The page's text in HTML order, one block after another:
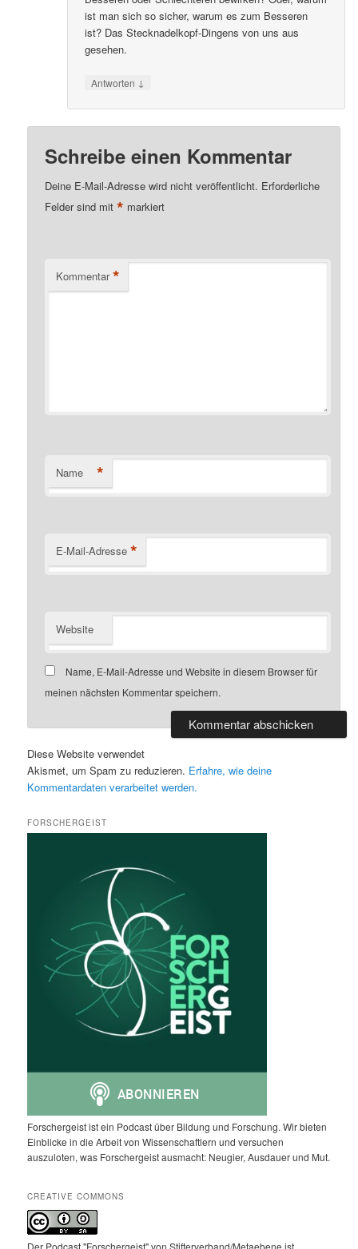
ist man sich so sicher, warum es zum Besseren
ist? Das Stecknadelkopf-Dingens von uns aus
gesehen.
Antworten ↓
Schreibe einen Kommentar
Deine E-Mail-Adresse wird nicht veröffentlicht. Erforderliche
Felder sind mit* markiert
Kommentar *
Name *
E-Mail-Adresse *
Website
Name, E-Mail-Adresse und Website in diesem Browser für
meinen nächsten Kommentar speichern.
Diese Website verwendet
Akismet, um Spam zu reduzieren. Erfahre, wie deine
Kommentardaten verarbeitet werden.
FORSCHERGEIST
Forschergeist ist ein Podcast über Bildung und Forschung. Wir bieten
Einblicke in die Arbeit von Wissenschaftlern und versuchen
auszuloten, was Forschergeist ausmacht: Neugier, Ausdauer und Mut.
CREATIVE COMMONS